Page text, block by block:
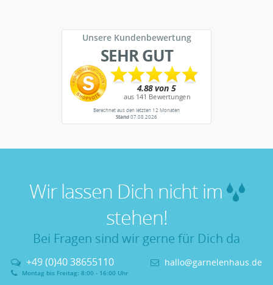
Unsere Kundenbewertung
SEHR GUT
Berechnet aus den letzten 12 Monaten
Stand07.08.2026
Wir lassen Dich nicht im
stehen!
Bei Fragen sind wir gerne für Dich da
+49 (0)40 38655110
Montag bis Freitag: 8:00 - 16:00 Uhr
hallo@garnelenhaus.de